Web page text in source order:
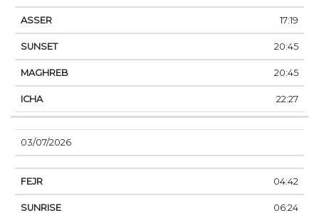
17:19
20:45
20:45
22:27
03/07/2026
04:42
06:24